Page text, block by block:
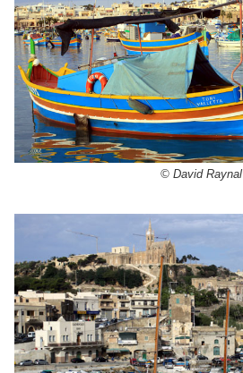
© David Raynal